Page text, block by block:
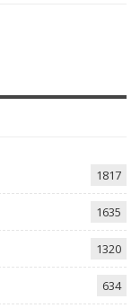
1817
1635
1320
634